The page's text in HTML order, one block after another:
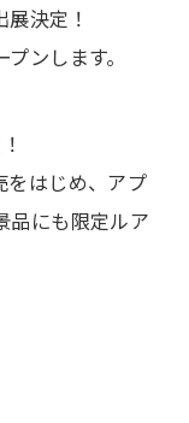
決定！
ンします。
をはじめ、アプ
品にも限定ルア